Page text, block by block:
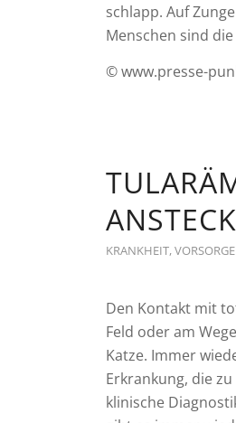
schlapp. Auf
Menschen sind
© www.presse-
KRANKHEIT,VORSORGE
Den Kontakt mit
Feld oder am
Katze. Immer
Erkrankung, die
klinische